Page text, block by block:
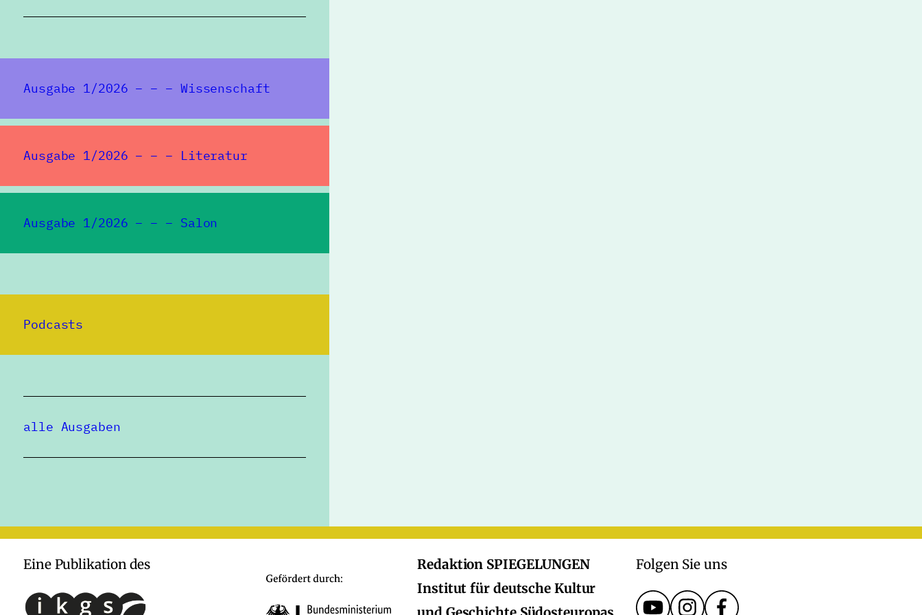
Ausgabe 1/2026 – – – Wissenschaft
Ausgabe 1/2026 – – – Literatur
Ausgabe 1/2026 – – – Salon
Podcasts
alle Ausgaben
Eine Publikation des
Redaktion SPIEGELUNGEN
Institut für deutsche Kultur
Folgen Sie uns